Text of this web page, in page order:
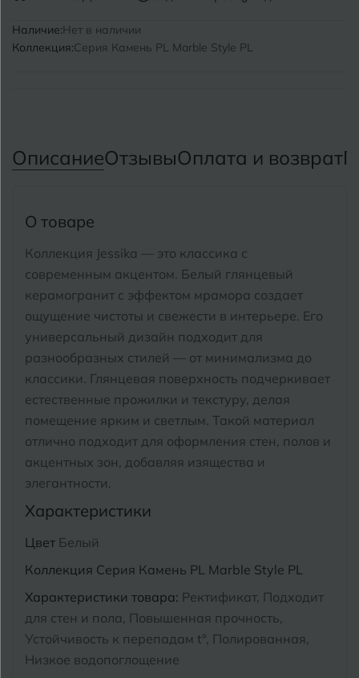
Наличие:Нет в наличии
Коллекция:Серия Камень PL Marble Style PL
ОписаниеОтзывыОплата и возврат
О товаре
Коллекция Jessika — это классика с
современным акцентом. Белый глянцевый
керамогранит с эффектом мрамора создает
ощущение чистоты и свежести в интерьере. Его
универсальный дизайн подходит для
разнообразных стилей — от минимализма до
классики. Глянцевая поверхность подчеркивает
естественные прожилки и текстуру, делая
помещение ярким и светлым. Такой материал
отлично подходит для оформления стен, полов и
акцентных зон, добавляя изящества и
элегантности.
Характеристики
Цвет Белый
Коллекция Серия Камень PL Marble Style PL
Характеристики товара: Ректификат, Подходит
для стен и пола, Повышенная прочность,
Устойчивость к перепадам t°, Полированная,
Низкое водопоглощение
Грозный
Е Евпатория
Ижевск
Кемерово
Ковров
Кострома
Котлас
Курганинск
Магнитогорск
Темрюк
Тольятти
Тула
Тюмень
У Улан-Удэ
Ульяновск
Челябинск